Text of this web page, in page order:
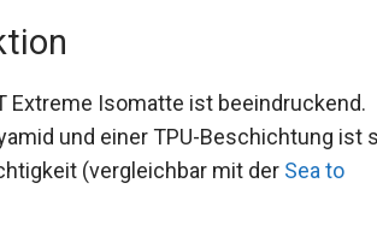
Extreme Isomatte ist beeindruckend.
und einer TPU-Beschichtung ist
(vergleichbar mit derSea to